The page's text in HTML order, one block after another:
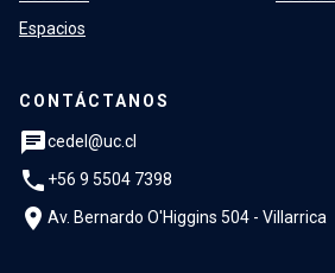
Espacios
CONTÁCTANOS
chatcedel@uc.cl
phone +56 9 5504 7398
location_on Av. Bernardo O'Higgins 504 - Villarrica